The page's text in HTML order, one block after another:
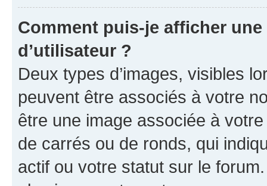
Comment puis-je afficher
d’utilisateur ?
Deux types d’images, visibles
peuvent être associés à votre
être une image associée à
de carrés ou de ronds, qui
actif ou votre statut sur le